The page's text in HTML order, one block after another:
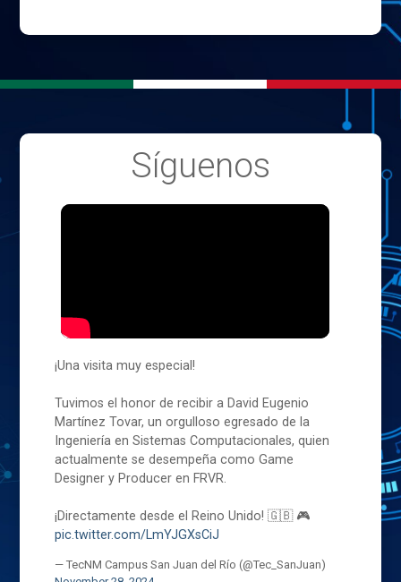
Síguenos
¡Una visita muy especial!
Tuvimos el honor de recibir a David Eugenio
Martínez Tovar, un orgulloso egresado de la
Ingeniería en Sistemas Computacionales, quien
actualmente se desempeña como Game
Designer y Producer en FRVR.
¡Directamente desde el Reino Unido! 🇬🇧 🎮
pic.twitter.com/LmYJGXsCiJ
— TecNM Campus San Juan del Río (@Tec_SanJuan)